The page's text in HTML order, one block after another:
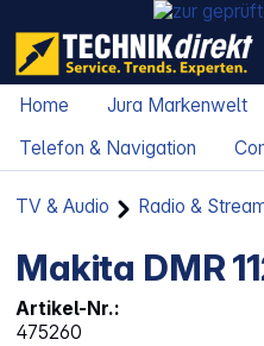
Home Jura Markenwelt
Telefon & Navigation
TV & Audio Radio &
Makita DMR
Artikel-Nr.:
475260